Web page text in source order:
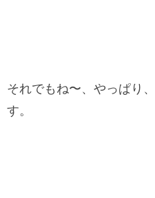
それでもね〜、やっぱり、
す。